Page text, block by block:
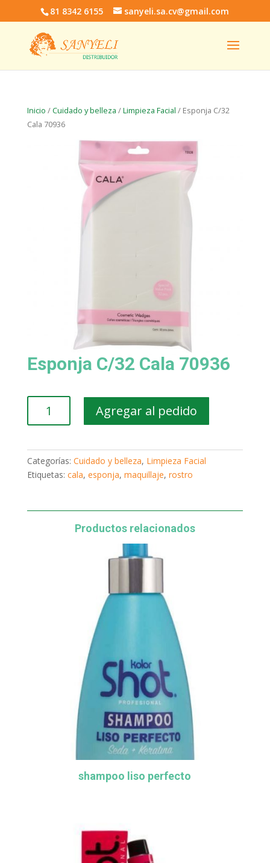
81 8342 6155 sanyeli.sa.cv@gmail.com
Inicio /Cuidado y belleza /Limpieza Facial / Esponja C/32
Cala 70936
Esponja C/32 Cala 70936
cantidad
Agregar al pedido
Categorías: Cuidado y belleza, Limpieza Facial
Etiquetas: cala, esponja, maquillaje, rostro
Productos relacionados
shampoo liso perfecto